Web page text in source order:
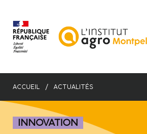
contenu
principal
ACCUEIL ACTUALITÉS
INNOVATION